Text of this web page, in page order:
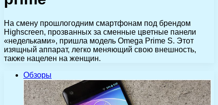
На смену прошлогодним смартфонам под брендом
Highscreen, прозванных за сменные цветные панели
«недельками», пришла модель Omega Prime S. Этот
изящный аппарат, легко меняющий свою внешность,
также нацелен на женщин.
Обзоры